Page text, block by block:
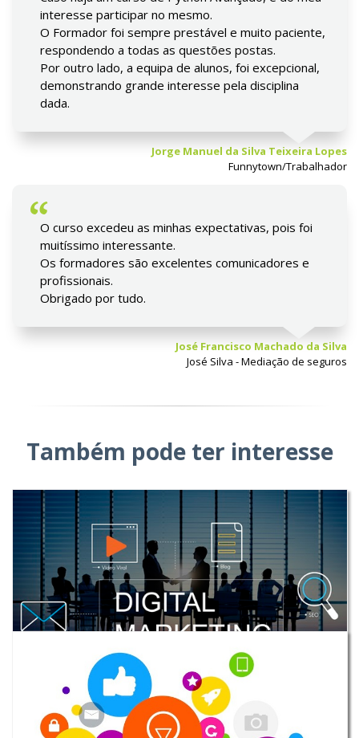
interesse participar no mesmo.
O Formador foi sempre prestável e muito paciente,
respondendo a todas as questões postas.
Por outro lado, a equipa de alunos, foi excepcional,
demonstrando grande interesse pela disciplina
dada.
Jorge Manuel da Silva Teixeira Lopes
Funnytown/Trabalhador
O curso excedeu as minhas expectativas, pois foi
muitíssimo interessante.
Os formadores são excelentes comunicadores e
profissionais.
Obrigado por tudo.
José Francisco Machado da Silva
José Silva - Mediação de seguros
Também pode ter interesse